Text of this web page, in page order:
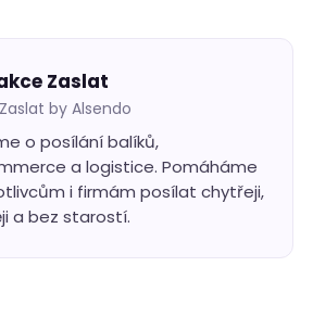
Zaslat
by Alsendo
o posílání balíků,
a logistice. Pomáháme
i firmám posílat chytřeji,
a bez starostí.